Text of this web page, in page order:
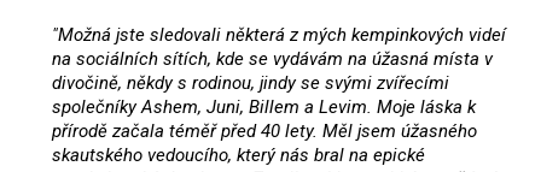
"Možná jste sledovali některá z mých kempinkových videí
na sociálních sítích, kde se vydávám na úžasná místa v
divočině, někdy s rodinou, jindy se svými zvířecími
společníky Ashem, Juni, Billem a Levim. Moje láska k
přírodě začala téměř před 40 lety. Měl jsem úžasného
skautského vedoucího, který nás bral na epické